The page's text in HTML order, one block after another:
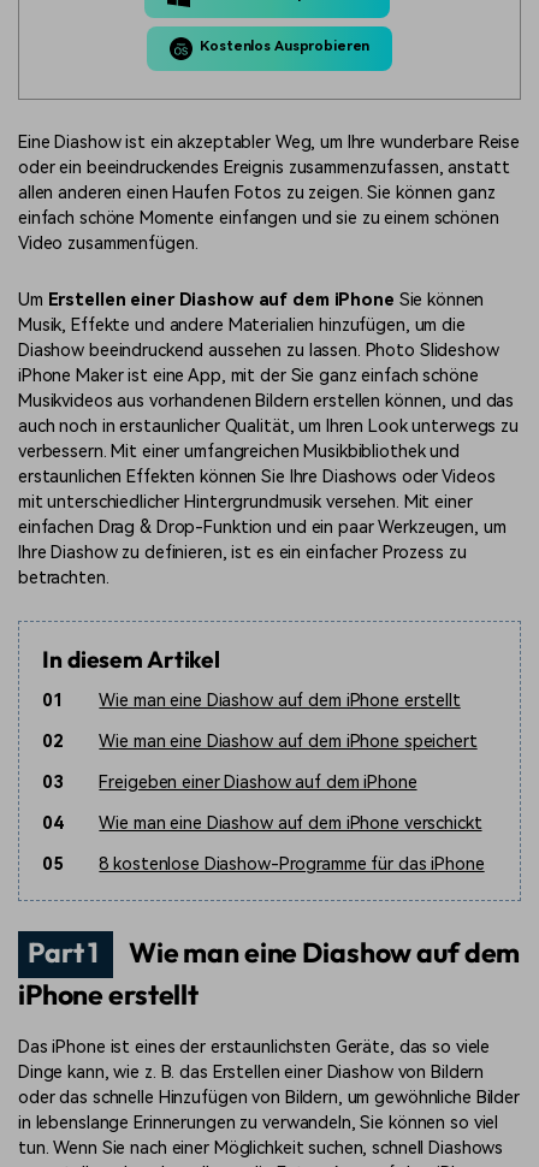
Kostenlos Ausprobieren
Eine Diashow ist ein akzeptabler Weg, um Ihre wunderbare Reise
oder ein beeindruckendes Ereignis zusammenzufassen, anstatt
allen anderen einen Haufen Fotos zu zeigen. Sie können ganz
einfach schöne Momente einfangen und sie zu einem schönen
Video zusammenfügen.
Um Erstellen einer Diashow auf dem iPhone Sie können
Musik, Effekte und andere Materialien hinzufügen, um die
Diashow beeindruckend aussehen zu lassen. Photo Slideshow
iPhone Maker ist eine App, mit der Sie ganz einfach schöne
Musikvideos aus vorhandenen Bildern erstellen können, und das
auch noch in erstaunlicher Qualität, um Ihren Look unterwegs zu
verbessern. Mit einer umfangreichen Musikbibliothek und
erstaunlichen Effekten können Sie Ihre Diashows oder Videos
mit unterschiedlicher Hintergrundmusik versehen. Mit einer
einfachen Drag & Drop-Funktion und ein paar Werkzeugen, um
Ihre Diashow zu definieren, ist es ein einfacher Prozess zu
betrachten.
In diesem Artikel
01
Wie man eine Diashow auf dem iPhone erstellt
02
Wie man eine Diashow auf dem iPhone speichert
03
Freigeben einer Diashow auf dem iPhone
04
Wie man eine Diashow auf dem iPhone verschickt
05
8 kostenlose Diashow-Programme für das iPhone
Part 1
Wie man eine Diashow auf dem
iPhone erstellt
Das iPhone ist eines der erstaunlichsten Geräte, das so viele
Dinge kann, wie z. B. das Erstellen einer Diashow von Bildern
oder das schnelle Hinzufügen von Bildern, um gewöhnliche Bilder
in lebenslange Erinnerungen zu verwandeln, Sie können so viel
tun. Wenn Sie nach einer Möglichkeit suchen, schnell Diashows